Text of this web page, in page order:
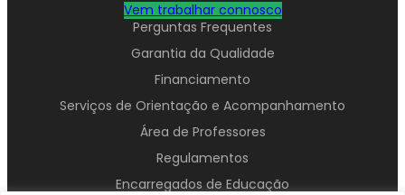
Vem trabalhar connosco
Perguntas Frequentes
Garantia da Qualidade
Financiamento
Serviços de Orientação e Acompanhamento
Área de Professores
Regulamentos
Encarregados de Educação